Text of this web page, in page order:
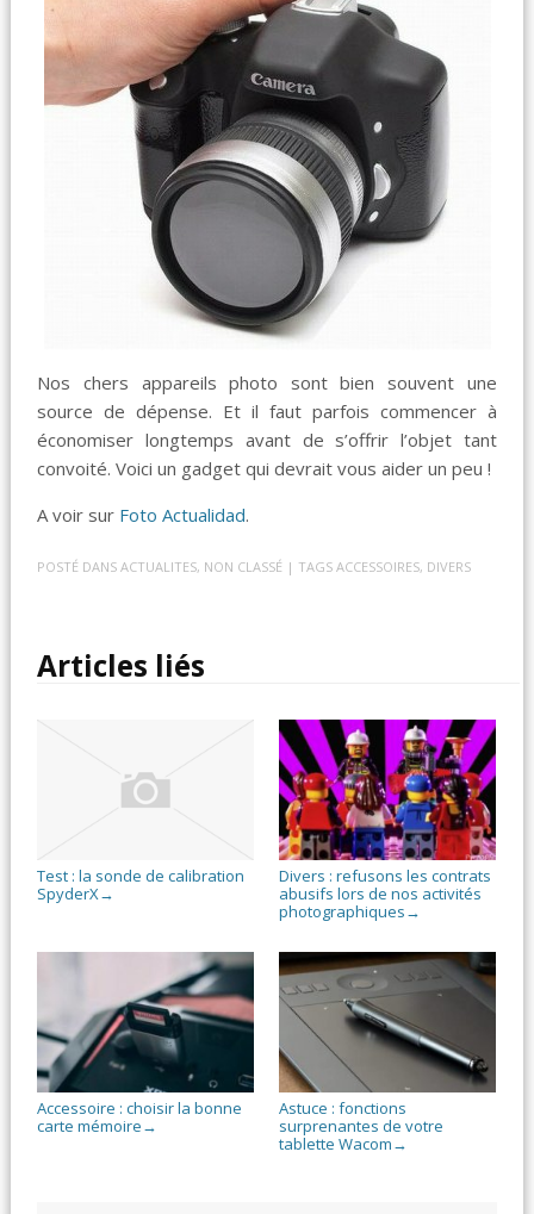
Nos chers appareils photo sont bien souvent une
source de dépense. Et il faut parfois commencer à
économiser longtemps avant de s’offrir l’objet tant
convoité. Voici un gadget qui devrait vous aider un peu !
A voir sur Foto Actualidad.
POSTÉ DANSACTUALITES, NON CLASSÉ | TAGSACCESSOIRES, DIVERS
Articles liés
Test : la sonde de calibration
SpyderX→
Divers : refusons les contrats
abusifs lors de nos activités
photographiques →
Accessoire : choisir la bonne
carte mémoire →
Astuce : fonctions
surprenantes de votre
tablette Wacom →